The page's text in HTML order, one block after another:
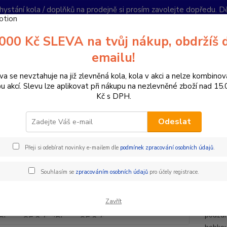
kola / doplňků na prodejně si prosím zavolejte dopředu.
Hledat
PO-
Magnetický zadní kryt pro
zadní kryt pro telefon
Kč SLEVA na tvůj nákup, obdržíš
emailu!
se nevztahuje na již zlevněná kola, kola v akci a nelze
akcí. Slevu lze aplikovat při nákupu na nezlevněné zboží nad
Kč s DPH.
Odeslat
Přeji si odebírat novinky e-mailem dle podmínek zpracování osobních údajů.
Souhlasím se zpracováním osobních údajůpro účely registrace.
Zavřít